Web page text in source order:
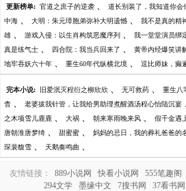
更新榜单: 官道之庶子的逆袭 、 道长别装了，我知道你会
中海 、 大明：朱元璋胞弟弥补大明遗憾 、 我不是真的精
雄 、 游戏入侵：以生肖构筑恶魔序列 、 我一堂堂演员绑
真是练气士 、 四合院：我当兵回来了 、 黄帝内经爆笑讲
地牢吞妖六十年 、 重生60年代纵横北境 、 逗比师妹，癫
完本小说: 旧爱泯灭程衍之柳欣欣 、 无可救药 、 重生八
杳 、 老婆拔我针管，让我给男助理煮醒酒汤程心怡陆沉宴
之木项雪儿鹿鹿 、 大祸 、 朝来寒雨晚来风 、 假千金遇
唐朝淮唐梦绮 、 甜蜜蜜 、 妈妈的忌日，我的葬礼爸爸的
琛裴馥雪 、 天鹅奏鸣曲 、
友情链接： 889小说网 快看小说网 555笔趣阁
294文学
墨缘中文 7搜书网 37看书网